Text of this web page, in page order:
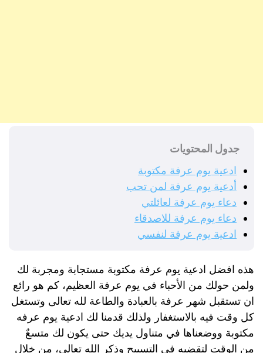
جدول المحتويات
ادعية يوم عرفة مكتوبة
أدعية يوم عرفة لمن تحب
دعاء يوم عرفة لعائلتي
دعاء يوم عرفة للاصدقاء
ادعية يوم عرفة لنفسي
هذه افضل ادعية يوم عرفة مكتوبة مستجابة ومجربة لك
ولمن حولك من الأحباء في يوم عرفة العظيم، كم هو رائع
ان تستقبل شهر عرفة بالعبادة والطاعة لله تعالى وتستغل
كل وقت فيه بالاستغفار ولذلك قدمنا لك ادعية يوم عرفه
مكتوبة ووضعناها في متناول يديك حتى يكون لك متسعٌ
من الوقت لتقضيه في التسبيح وذكر الله تعالى، من خلال